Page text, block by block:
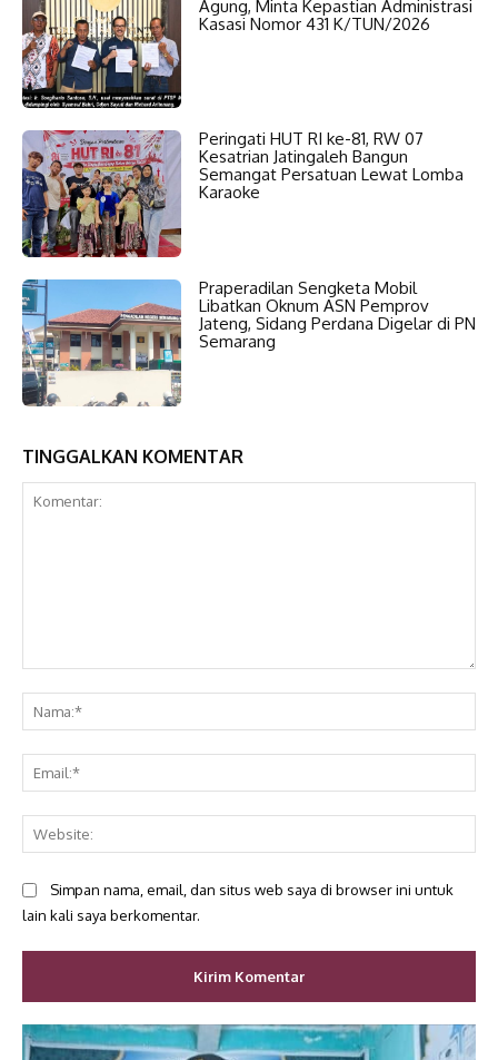
Agung, Minta Kepastian Administrasi
Kasasi Nomor 431 K/TUN/2026
Peringati HUT RI ke-81, RW 07
Kesatrian Jatingaleh Bangun
Semangat Persatuan Lewat Lomba
Karaoke
Praperadilan Sengketa Mobil
Libatkan Oknum ASN Pemprov
Jateng, Sidang Perdana Digelar di PN
Semarang
TINGGALKAN KOMENTAR
Simpan nama, email, dan situs web saya di browser ini untuk
lain kali saya berkomentar.